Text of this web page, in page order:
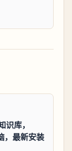
库，
最新安装